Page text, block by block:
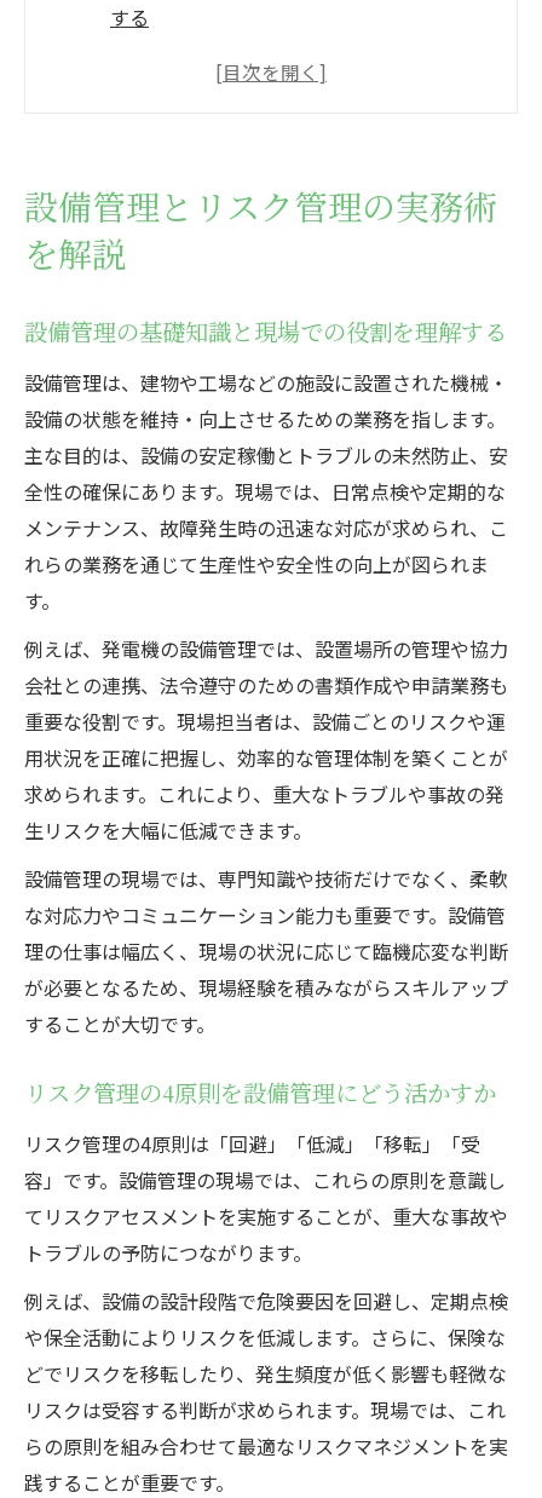
する
リスク管理の4原則を設備管理にどう活かす
リスク管理を取り入れた設備管理の重要ポ
イント
リスク管理を活かす設備管理の秘訣とは
設備管理で実践したいリスクアセスメント
の進め方
リスク管理を強化する設備管理マネジメン
ト手法
設備リスクアセスメントシートの活用とポ
イント
策
リスク管理を設備管理に組み込むコツと注
意点
現場力を高める設備管理の効率化法
設備管理で効率化を図る日常業務の工夫
設備管理の仕事がきついと感じる理由と対
策法
設備管理マネジメントによる業務プロセス
改善
設備リスクアセスメント例を活かした現場
運用
法
リスクアセスメントで変わる設備管理
設備管理にリスクアセスメントを導入する
効果
設備リスクアセスメントシートの作成と運
用法
設備管理でのリスク評価プロセスと事例紹
介
リスク管理と設備管理の連携による安全性
向上
設備管理とリスク管理の実務術
を解説
設備管理の基礎知識と現場での役割を理解する
設備管理は、建物や工場などの施設に設置された機械・
設備の状態を維持・向上させるための業務を指します。
主な目的は、設備の安定稼働とトラブルの未然防止、安
全性の確保にあります。現場では、日常点検や定期的な
メンテナンス、故障発生時の迅速な対応が求められ、こ
れらの業務を通じて生産性や安全性の向上が図られま
す。
例えば、発電機の設備管理では、設置場所の管理や協力
会社との連携、法令遵守のための書類作成や申請業務も
重要な役割です。現場担当者は、設備ごとのリスクや運
用状況を正確に把握し、効率的な管理体制を築くことが
求められます。これにより、重大なトラブルや事故の発
生リスクを大幅に低減できます。
設備管理の現場では、専門知識や技術だけでなく、柔軟
な対応力やコミュニケーション能力も重要です。設備管
理の仕事は幅広く、現場の状況に応じて臨機応変な判断
が必要となるため、現場経験を積みながらスキルアップ
することが大切です。
リスク管理の4原則を設備管理にどう活かすか
リスク管理の4原則は「回避」「低減」「移転」「受
容」です。設備管理の現場では、これらの原則を意識し
てリスクアセスメントを実施することが、重大な事故や
トラブルの予防につながります。
例えば、設備の設計段階で危険要因を回避し、定期点検
や保全活動によりリスクを低減します。さらに、保険な
どでリスクを移転したり、発生頻度が低く影響も軽微な
リスクは受容する判断が求められます。現場では、これ
らの原則を組み合わせて最適なリスクマネジメントを実
践することが重要です。